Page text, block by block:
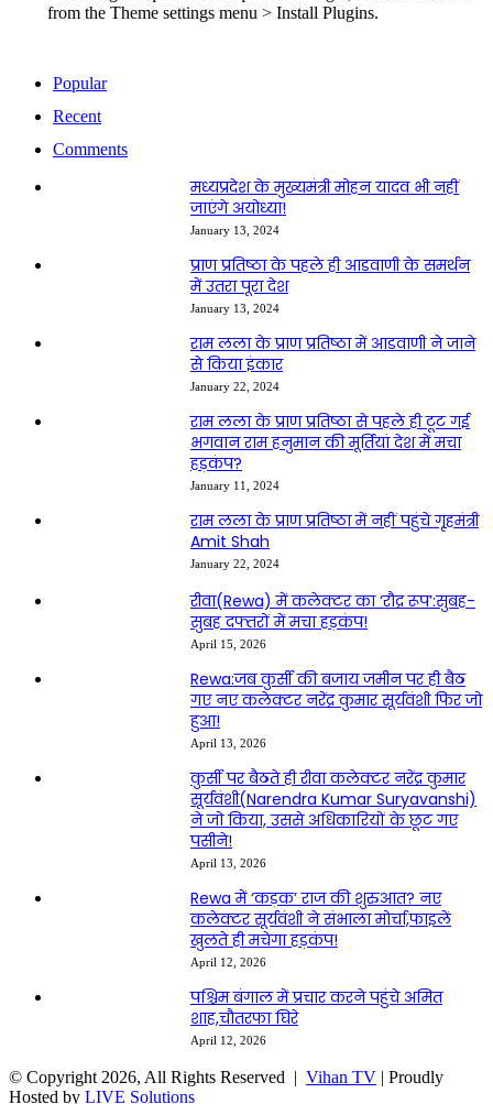
from the Theme settings menu > Install Plugins.
Popular
Recent
Comments
मध्यप्रदेश के मुख्यमंत्री मोहन यादव भी नहीं
जाएंगे अयोध्या!
January 13, 2024
प्राण प्रतिष्ठा के पहले ही आडवाणी के समर्थन
में उतरा पूरा देश
January 13, 2024
राम लला के प्राण प्रतिष्ठा में आडवाणी ने जाने
से किया इंकार
January 22, 2024
राम लला के प्राण प्रतिष्ठा से पहले ही टूट गई
भगवान राम हनुमान की मूर्तियां देश में मचा
हड़कंप?
January 11, 2024
राम लला के प्राण प्रतिष्ठा में नहीं पहुंचे गृहमंत्री
Amit Shah
January 22, 2024
रीवा(Rewa) में कलेक्टर का ‘रौद्र रूप’:सुबह-
सुबह दफ्तरों में मचा हड़कंप!
April 15, 2026
Rewa:जब कुर्सी की बजाय जमीन पर ही बैठ
गए नए कलेक्टर नरेंद्र कुमार सूर्यवंशी फिर जो
हुआ!
April 13, 2026
कुर्सी पर बैठते ही रीवा कलेक्टर नरेंद्र कुमार
सूर्यवंशी(Narendra Kumar Suryavanshi)
ने जो किया, उससे अधिकारियों के छूट गए
पसीने!
April 13, 2026
Rewa में ‘कड़क’ राज की शुरुआत? नए
कलेक्टर सूर्यवंशी ने संभाला मोर्चा,फाइलें
खुलते ही मचेगा हड़कंप!
April 12, 2026
पश्चिम बंगाल में प्रचार करने पहुंचे अमित
शाह,चौतरफा घिरे
April 12, 2026
© Copyright 2026, All Rights Reserved | Vihan TV | Proudly
Hosted by LIVE Solutions